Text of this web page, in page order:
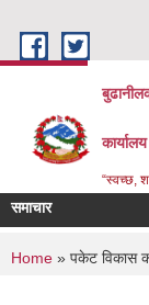
कार्यालय
“स्वच्छ,
समाचार
You are
Home » पकेट विकास